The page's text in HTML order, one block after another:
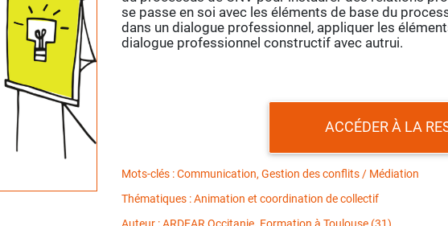
se passe en soi avec les éléments de base du
dans un dialogue professionnel, appliquer les
dialogue professionnel constructif avec autrui.
ACCÉDER À LA
Mots-clés : Communication, Gestion des conflits / Médiation
Thématiques : Animation et coordination de collectif